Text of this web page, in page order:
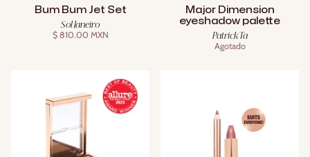
Bum Bum Jet Set
Sol Janeiro
$ 810.00 MXN
Major Dimension
eyeshadow palette
Patrick Ta
Agotado